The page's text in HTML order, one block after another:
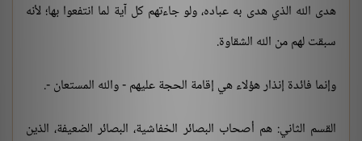
هدى الله الذي هدى به عباده، ولو جاءتهم كل آية لما انتفعوا بها؛ لأنه
سبقت لهم من الله الشقاوة.
وإنما فائدة إنذار هؤلاء هي إقامة الحجة عليهم - والله المستعان -.
القسم الثاني: هم أصحاب البصائر الخفاشية، البصائر الضعيفة، الذين